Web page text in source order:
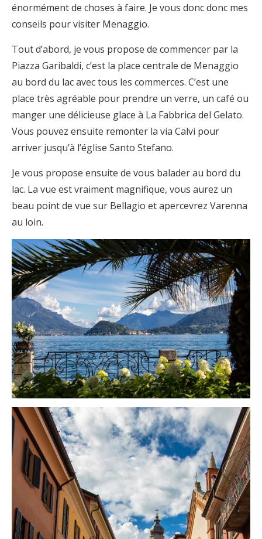
énormément de choses à faire. Je vous donc donc mes
conseils pour visiter Menaggio.
Tout d’abord, je vous propose de commencer par la
Piazza Garibaldi, c’est la place centrale de Menaggio
au bord du lac avec tous les commerces. C’est une
place très agréable pour prendre un verre, un café ou
manger une délicieuse glace à La Fabbrica del Gelato.
Vous pouvez ensuite remonter la via Calvi pour
arriver jusqu’à l’église Santo Stefano.
Je vous propose ensuite de vous balader au bord du
lac. La vue est vraiment magnifique, vous aurez un
beau point de vue sur Bellagio et apercevrez Varenna
au loin.